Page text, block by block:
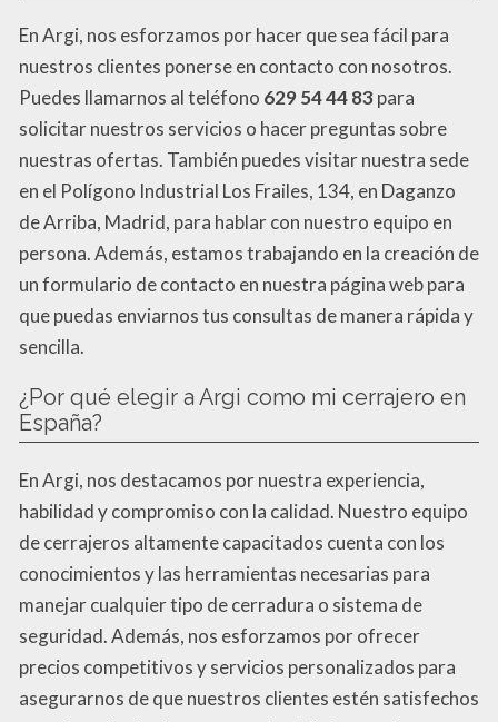
En Argi, nos esforzamos por hacer que sea fácil para
nuestros clientes ponerse en contacto con nosotros.
Puedes llamarnos al teléfono 629 54 44 83 para
solicitar nuestros servicios o hacer preguntas sobre
nuestras ofertas. También puedes visitar nuestra sede
en el Polígono Industrial Los Frailes, 134, en Daganzo
de Arriba, Madrid, para hablar con nuestro equipo en
persona. Además, estamos trabajando en la creación de
un formulario de contacto en nuestra página web para
que puedas enviarnos tus consultas de manera rápida y
sencilla.
¿Por qué elegir a Argi como mi cerrajero en
España?
En Argi, nos destacamos por nuestra experiencia,
habilidad y compromiso con la calidad. Nuestro equipo
de cerrajeros altamente capacitados cuenta con los
conocimientos y las herramientas necesarias para
manejar cualquier tipo de cerradura o sistema de
seguridad. Además, nos esforzamos por ofrecer
precios competitivos y servicios personalizados para
asegurarnos de que nuestros clientes estén satisfechos